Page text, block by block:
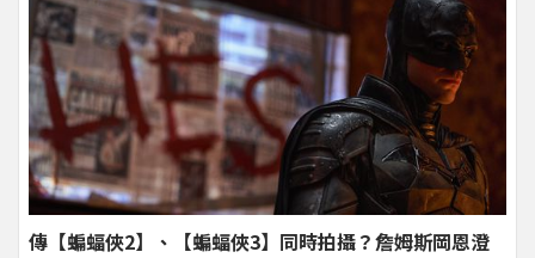
傳【蝙蝠俠2】、【蝙蝠俠3】同時拍攝？詹姆斯岡恩澄